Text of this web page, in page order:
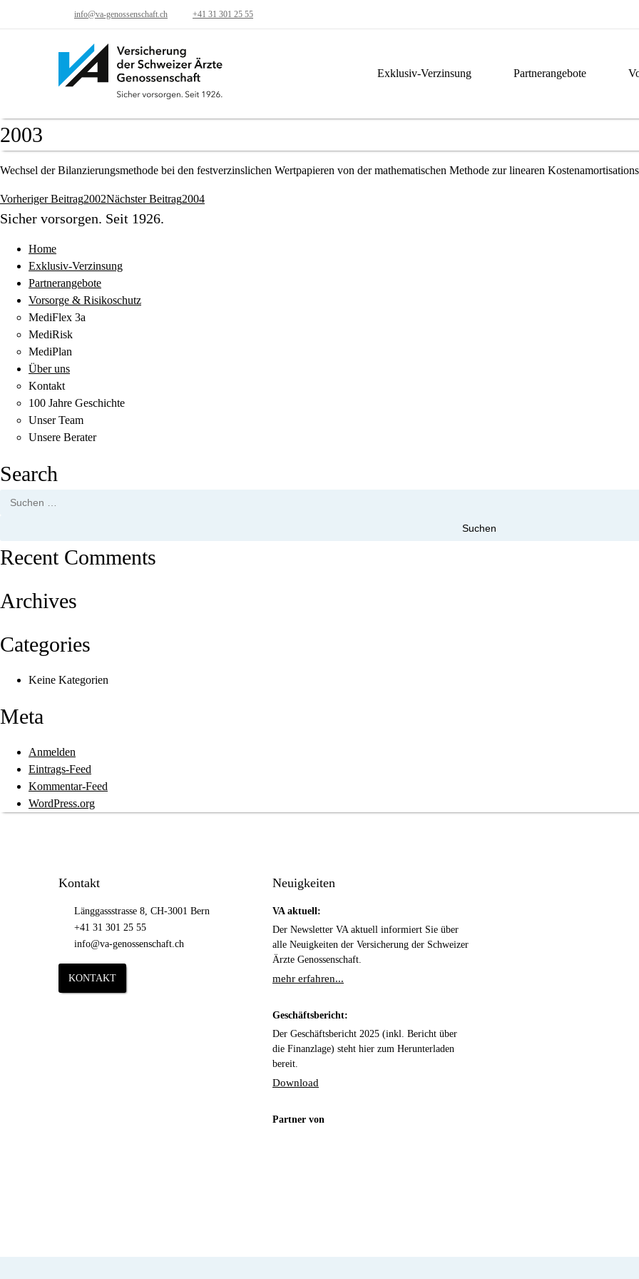
info@va-genossenschaft.ch +41 31 301 25 55
Exklusiv-Verzinsung Partnerangebote
2003
Wechsel der Bilanzierungsmethode bei den festverzinslichen Wertpapieren von der mathematischen Methode zur linearen
Beitragsnavigation
Vorheriger Beitrag2002Nächster Beitrag2004
Sicher vorsorgen. Seit 1926.
Home
Exklusiv-Verzinsung
Partnerangebote
Vorsorge & Risikoschutz
MediFlex 3a
MediRisk
MediPlan
Über uns
Kontakt
100 Jahre Geschichte
Unser Team
Unsere Berater
Search
Suchen
Recent Comments
Archives
Categories
Keine Kategorien
Meta
Anmelden
Eintrags-Feed
Kommentar-Feed
WordPress.org
Kontakt
Länggassstrasse 8, CH-3001 Bern
+41 31 301 25 55
info@va-genossenschaft.ch
KONTAKT
Neuigkeiten
VA aktuell:
Der Newsletter VA aktuell informiert Sie über
alle Neuigkeiten der Versicherung der Schweizer
Ärzte Genossenschaft.
mehr erfahren...
Geschäftsbericht:
Der Geschäftsbericht 2025 (inkl. Bericht über
die Finanzlage) steht hier zum Herunterladen
bereit.
Download
Partner von